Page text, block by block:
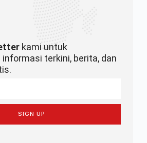
kami untuk
terkini, berita, dan
SIGN UP